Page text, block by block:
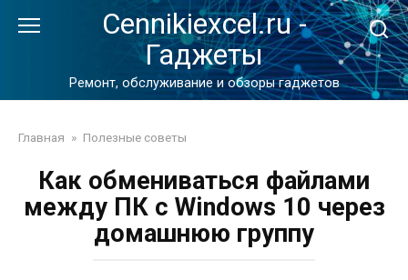
Cennikiexcel.ru -
Гаджеты
Ремонт, обслуживание и обзоры гаджетов
Главная » Полезные советы
Как обмениваться файлами
между ПК с Windows 10 через
домашнюю группу